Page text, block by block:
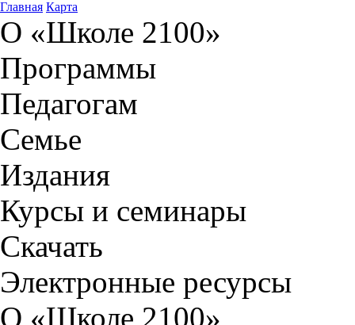
Главная Карта
О «Школе 2100»
Программы
Педагогам
Семье
Издания
Курсы и семинары
Скачать
Электронные ресурсы
О «Школе 2100»